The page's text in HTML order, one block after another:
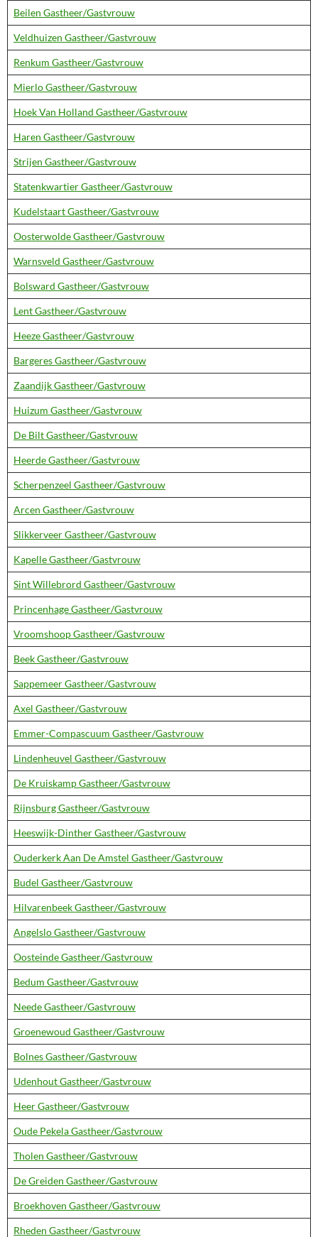
Beilen Gastheer/Gastvrouw
Veldhuizen Gastheer/Gastvrouw
Renkum Gastheer/Gastvrouw
Mierlo Gastheer/Gastvrouw
Hoek Van Holland Gastheer/Gastvrouw
Haren Gastheer/Gastvrouw
Strijen Gastheer/Gastvrouw
Statenkwartier Gastheer/Gastvrouw
Kudelstaart Gastheer/Gastvrouw
Oosterwolde Gastheer/Gastvrouw
Warnsveld Gastheer/Gastvrouw
Bolsward Gastheer/Gastvrouw
Lent Gastheer/Gastvrouw
Heeze Gastheer/Gastvrouw
Bargeres Gastheer/Gastvrouw
Zaandijk Gastheer/Gastvrouw
Huizum Gastheer/Gastvrouw
De Bilt Gastheer/Gastvrouw
Heerde Gastheer/Gastvrouw
Scherpenzeel Gastheer/Gastvrouw
Arcen Gastheer/Gastvrouw
Slikkerveer Gastheer/Gastvrouw
Kapelle Gastheer/Gastvrouw
Sint Willebrord Gastheer/Gastvrouw
Princenhage Gastheer/Gastvrouw
Vroomshoop Gastheer/Gastvrouw
Beek Gastheer/Gastvrouw
Sappemeer Gastheer/Gastvrouw
Axel Gastheer/Gastvrouw
Emmer-Compascuum Gastheer/Gastvrouw
Lindenheuvel Gastheer/Gastvrouw
De Kruiskamp Gastheer/Gastvrouw
Rijnsburg Gastheer/Gastvrouw
Heeswijk-Dinther Gastheer/Gastvrouw
Ouderkerk Aan De Amstel Gastheer/Gastvrouw
Budel Gastheer/Gastvrouw
Hilvarenbeek Gastheer/Gastvrouw
Angelslo Gastheer/Gastvrouw
Oosteinde Gastheer/Gastvrouw
Bedum Gastheer/Gastvrouw
Neede Gastheer/Gastvrouw
Groenewoud Gastheer/Gastvrouw
Bolnes Gastheer/Gastvrouw
Udenhout Gastheer/Gastvrouw
Heer Gastheer/Gastvrouw
Oude Pekela Gastheer/Gastvrouw
Tholen Gastheer/Gastvrouw
De Greiden Gastheer/Gastvrouw
Broekhoven Gastheer/Gastvrouw
Rheden Gastheer/Gastvrouw